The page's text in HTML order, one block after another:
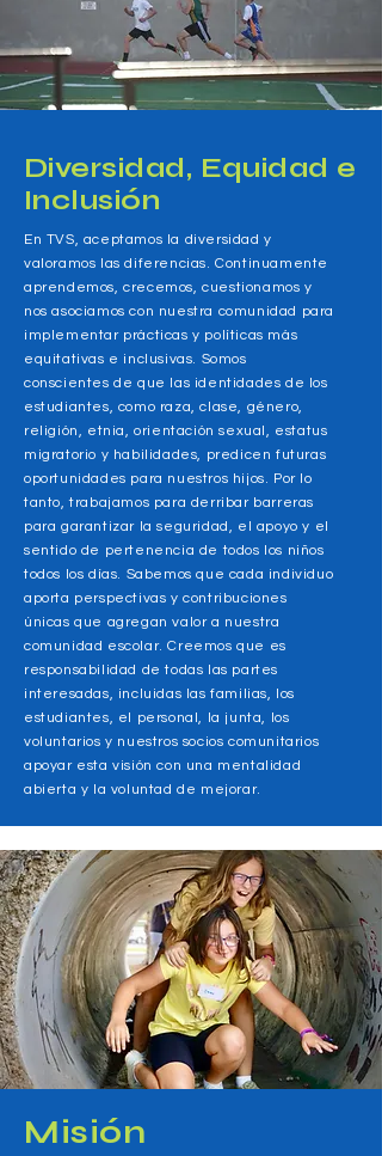
Diversidad, Equidad e
Inclusión
​En TVS, aceptamos la diversidad y
valoramos las diferencias. Continuamente
aprendemos, crecemos, cuestionamos y
nos asociamos con nuestra comunidad para
implementar prácticas y políticas más
equitativas e inclusivas. Somos
conscientes de que las identidades de los
estudiantes, como raza, clase, género,
religión, etnia, orientación sexual, estatus
migratorio y habilidades, predicen futuras
oportunidades para nuestros hijos. Por lo
tanto, trabajamos para derribar barreras
para garantizar la seguridad, el apoyo y el
sentido de pertenencia de todos los niños
todos los días. Sabemos que cada individuo
aporta perspectivas y contribuciones
únicas que agregan valor a nuestra
comunidad escolar. Creemos que es
responsabilidad de todas las partes
interesadas, incluidas las familias, los
estudiantes, el personal, la junta, los
voluntarios y nuestros socios comunitarios
apoyar esta visión con una mentalidad
abierta y la voluntad de mejorar.
Misión